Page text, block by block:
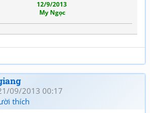
12/9/2013
My Ngọc
09/2013 00:17
thích